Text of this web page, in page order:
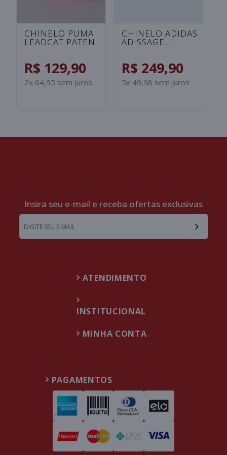
Insira seu e-mail e receba ofertas exclusivas
ATENDIMENTO
INSTITUCIONAL
MINHA CONTA
PAGAMENTOS